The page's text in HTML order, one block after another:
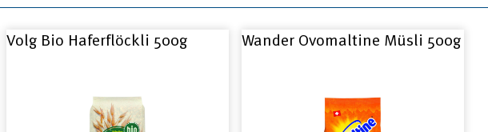
Volg Bio Haferflöckli 500g Wander Ovomaltine Müsli 500g